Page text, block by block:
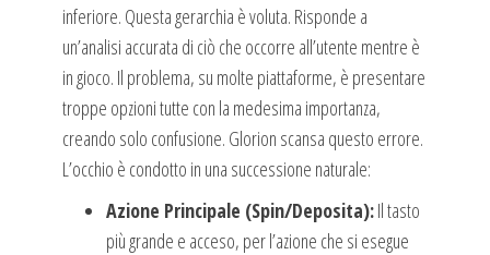
inferiore. Questa gerarchia è voluta. Risponde a
un’analisi accurata di ciò che occorre all’utente mentre è
in gioco. Il problema, su molte piattaforme, è presentare
troppe opzioni tutte con la medesima importanza,
creando solo confusione. Glorion scansa questo errore.
L’occhio è condotto in una successione naturale:
Azione Principale (Spin/Deposita):Il tasto
più grande e acceso, per l’azione che si esegue